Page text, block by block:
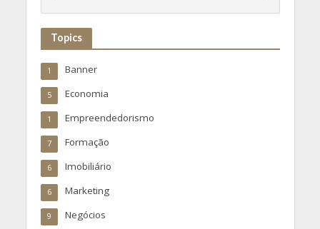
Topics
Banner
1
Economia
5
Empreendedorismo
1
Formação
7
Imobiliário
6
Marketing
6
Negócios
9